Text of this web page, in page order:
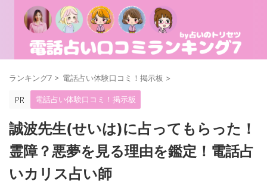
ランキング7 > 電話占い体験口コミ！掲示板 >
電話占い体験口コミ！掲示板
誠波先生(せいは)に占ってもらった！
霊障？悪夢を見る理由を鑑定！電話占
いカリス占い師